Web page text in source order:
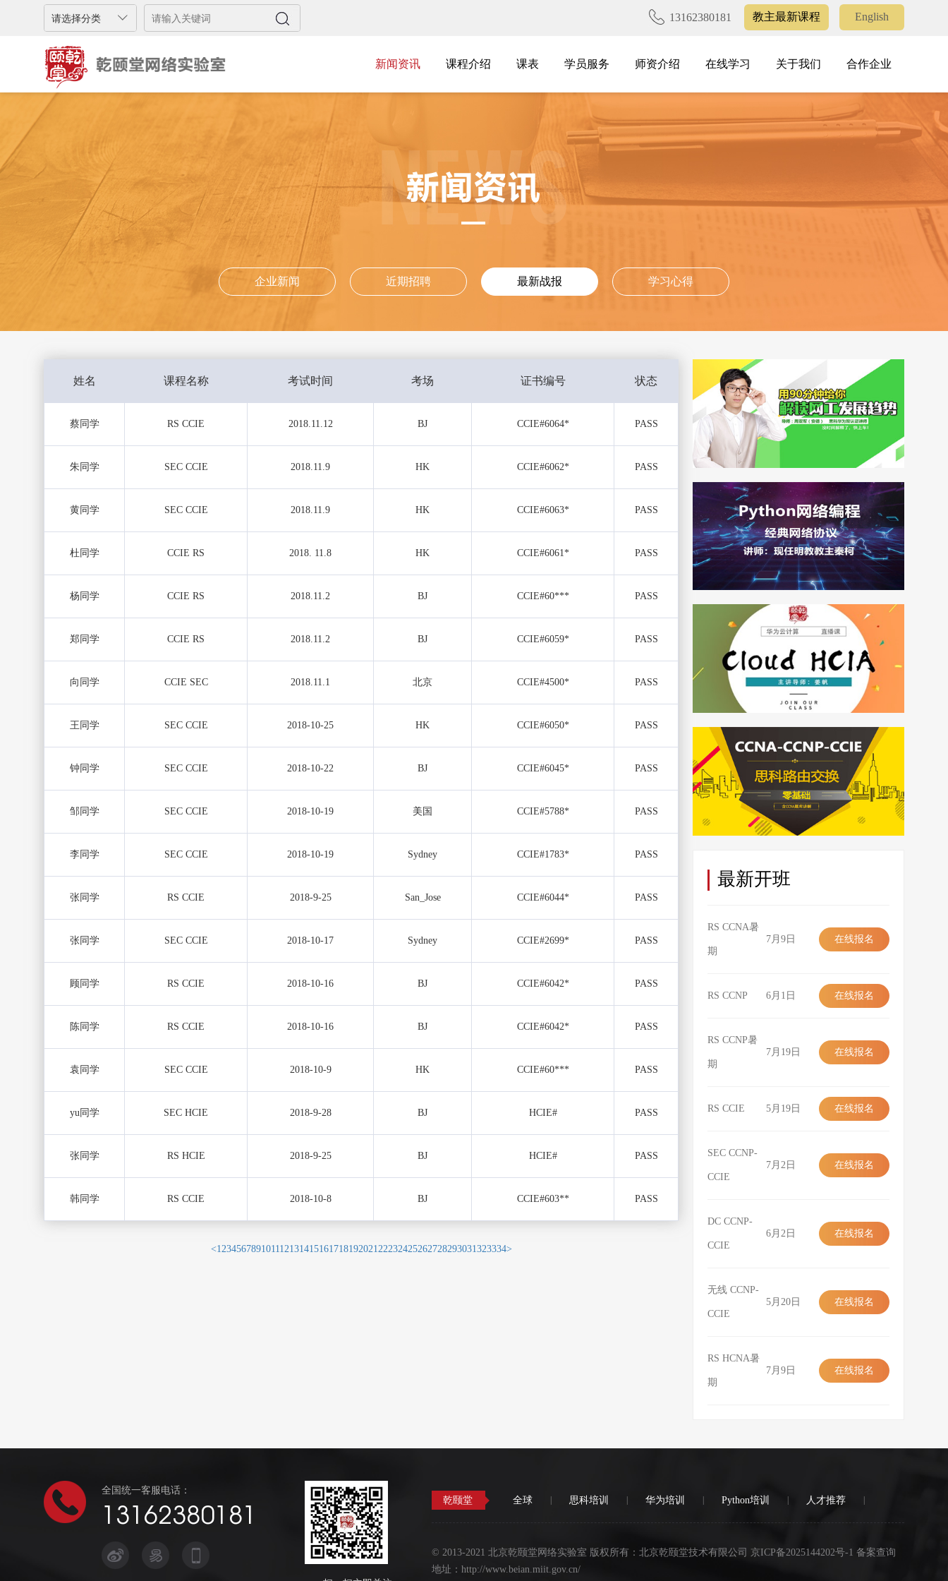
13162380181 教主最新课程
English
新闻资讯 课程介绍
课程介绍
课表
课表
学员服务
学员服务
师资介绍
师资介绍
在线学习
在线学习
关于我们
关于我们
合作企业
合作企业
企业新闻 近期招聘 最新战报 学习心得
最新开班
RS CCNA暑
期
7月9日 在线报名
RS CCNP 6月1日 在线报名
RS CCNP暑
期
7月19日 在线报名
RS CCIE 5月19日 在线报名
SEC CCNP-
CCIE
7月2日 在线报名
DC CCNP-
CCIE
6月2日 在线报名
无线 CCNP-
CCIE
5月20日 在线报名
RS HCNA暑
期
7月9日 在线报名
姓名 课程名称 考试时间 考场 证书编号 状态
蔡同学 RS CCIE 2018.11.12 BJ CCIE#6064* PASS
朱同学 SEC CCIE 2018.11.9 HK CCIE#6062* PASS
黄同学 SEC CCIE 2018.11.9 HK CCIE#6063* PASS
杜同学 CCIE RS 2018. 11.8 HK CCIE#6061* PASS
杨同学 CCIE RS 2018.11.2 BJ CCIE#60*** PASS
郑同学 CCIE RS 2018.11.2 BJ CCIE#6059* PASS
向同学 CCIE SEC 2018.11.1 北京 CCIE#4500* PASS
王同学 SEC CCIE 2018-10-25 HK CCIE#6050* PASS
钟同学 SEC CCIE 2018-10-22 BJ CCIE#6045* PASS
邹同学 SEC CCIE 2018-10-19 美国 CCIE#5788* PASS
李同学 SEC CCIE 2018-10-19 Sydney CCIE#1783* PASS
张同学 RS CCIE 2018-9-25 San_Jose CCIE#6044* PASS
张同学 SEC CCIE 2018-10-17 Sydney CCIE#2699* PASS
顾同学 RS CCIE 2018-10-16 BJ CCIE#6042* PASS
陈同学 RS CCIE 2018-10-16 BJ CCIE#6042* PASS
袁同学 SEC CCIE 2018-10-9 HK CCIE#60*** PASS
yu同学 SEC HCIE 2018-9-28 BJ HCIE# PASS
张同学 RS HCIE 2018-9-25 BJ HCIE# PASS
韩同学 RS CCIE 2018-10-8 BJ CCIE#603** PASS
<12345678910111213141516171819202122232425262728293031323334>
全国统一客服电话：
13162380181 乾颐堂 全球 | 思科培训 | 华为培训 | Python培训 | 人才推荐 |
© 2013-2021 北京乾颐堂网络实验室 版权所有：北京乾颐堂技术有限公司 京ICP备2025144202号-1 备案查询
地址：http://www.beian.miit.gov.cn/